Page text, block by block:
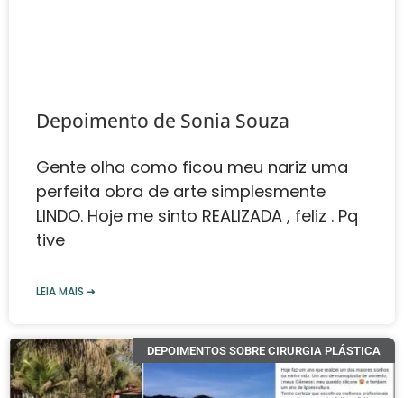
Depoimento de ‎‎Sonia Souza
Gente olha como ficou meu nariz uma
perfeita obra de arte simplesmente
LINDO. Hoje me sinto REALIZADA , feliz . Pq
tive
LEIA MAIS ➜
DEPOIMENTOS SOBRE CIRURGIA PLÁSTICA